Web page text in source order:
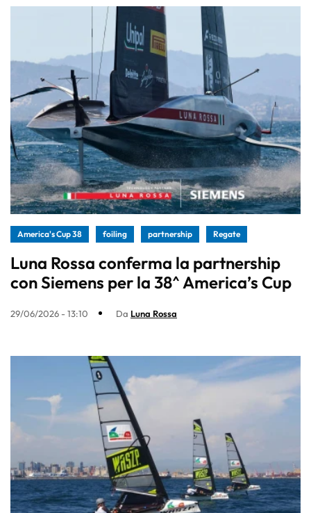
America's Cup 38 foiling partnership Regate
Luna Rossa conferma la partnership
con Siemens per la 38^ America’s Cup
29/06/2026 - 13:10 Da Luna Rossa